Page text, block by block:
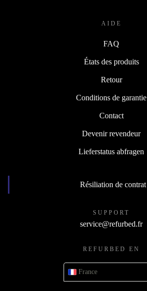
AIDE
FAQ
États des produits
Retour
Conditions de garantie
Contact
Devenir revendeur
Lieferstatus abfragen
Résiliation de contrat
SUPPORT
service@refurbed.fr
REFURBED EN
France